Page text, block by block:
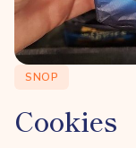
SNOP
Cookies